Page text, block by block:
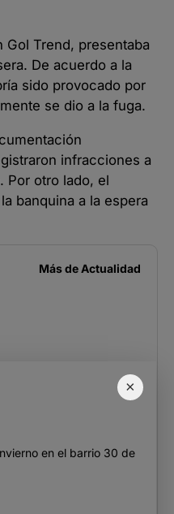
×
Gol Trend, presentaba
De acuerdo a la
sido provocado por
se dio a la fuga.
infracciones a
Por otro lado, el
banquina a la espera
Más deActualidad
en el barrio 30 de